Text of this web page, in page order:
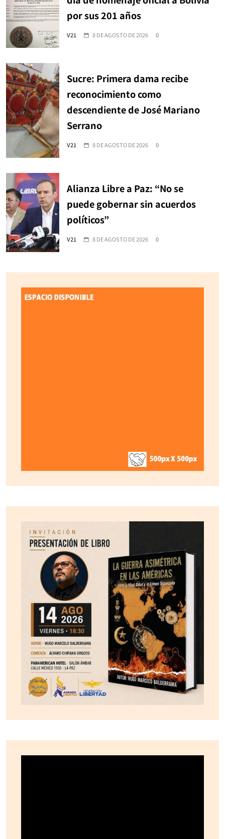
por sus 201 años
V21 8 DE AGOSTO DE 2026 0
Sucre: Primera dama recibe
reconocimiento como
descendiente de José Mariano
Serrano
V21 8 DE AGOSTO DE 2026 0
Alianza Libre a Paz: “No se
puede gobernar sin acuerdos
políticos”
V21 8 DE AGOSTO DE 2026 0